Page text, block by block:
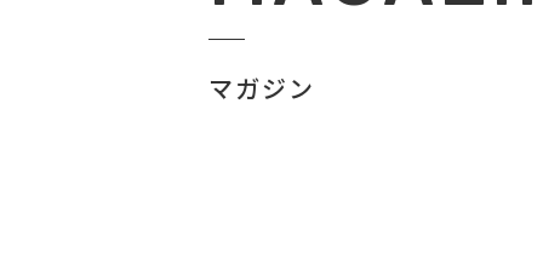
マガジン